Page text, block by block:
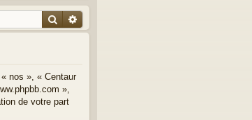
Q ne
xi
nr
eg
Rechercher
Recherche avancée
nos », « Centaur
»,
de votre part